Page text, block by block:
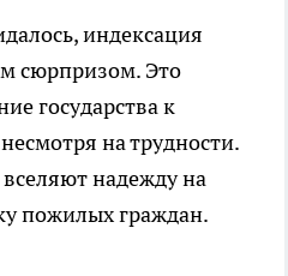
индексация
сюрпризом. Это
государства к
на трудности.
надежду на
пожилых граждан.